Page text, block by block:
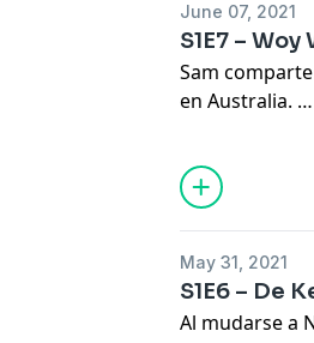
https://bit.ly/
así como
June 07, 2021
S1E7 –
Sam
en Australia.
Cada
en Woy Woy,
¡Sumérgete
https://bit.ly/
May 31, 2021
S1E6 – De
Al mudarse a